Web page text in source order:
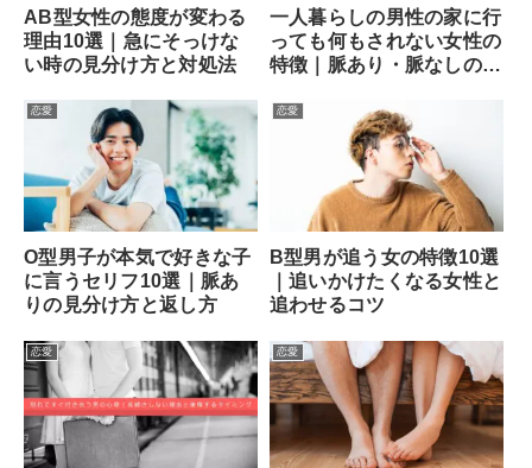
AB型女性の態度が変わる
理由10選｜急にそっけな
い時の見分け方と対処法
一人暮らしの男性の家に行
っても何もされない女性の
特徴｜脈あり・脈なしの見
恋愛
O型男子が本気で好きな子
に言うセリフ10選｜脈あ
りの見分け方と返し方
恋愛
B型男が追う女の特徴10選
｜追いかけたくなる女性と
追わせるコツ
恋愛 恋愛